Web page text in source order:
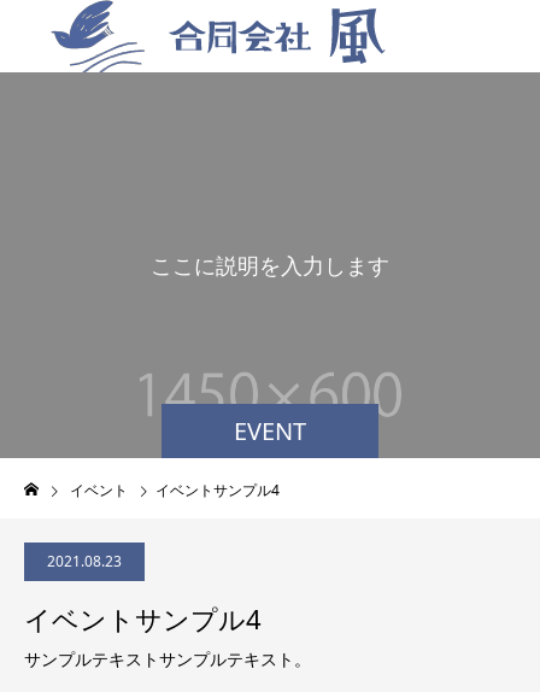
EVENT
ここに説明を入力し ます。
イベント イベントサンプル4
2021.08.23
イベントサンプル4
サンプルテキストサンプルテキスト。